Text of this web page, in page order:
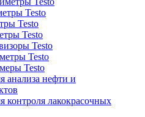
Testo
Testo
Testo
Testo
Testo
Testo
анализа нефти и
контроля лакокрасочных